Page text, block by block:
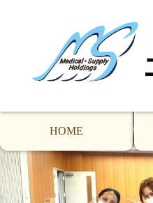
HOME
２期生(ティア、アプリア
護副部長様ご同席での面談